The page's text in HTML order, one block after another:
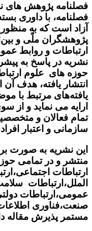
فصلنامه پژوهش های
فصلنامه، با داوری
آزاد است که به
پژوهشگران ملّی و
ارتباطات و روابط
نشریه در پاسخ به
حوزه های علوم
انتشار یافته، هدف
یافته‌های مرتبط با
ارایه می‌ نماید و از
تمام فعالان و
سازمانی و اعتبار
این نشریه به صورت
منتشر و در تمامی
ارتباطات
الملل،ارتباطات
عمومی،ارتباطات
صنعت،فناوری
مستمر پذیرش مقاله